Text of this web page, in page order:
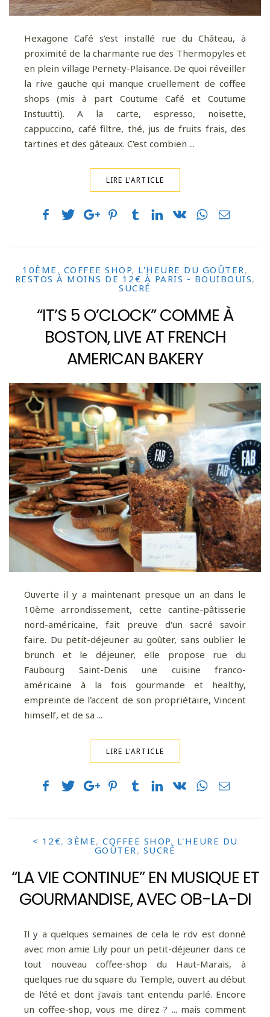
Hexagone Café s'est installé rue du Château, à
proximité de la charmante rue des Thermopyles et
en plein village Pernety-Plaisance. De quoi réveiller
la rive gauche qui manque cruellement de coffee
shops (mis à part Coutume Café et Coutume
Instuutti). A la carte, espresso, noisette,
cappuccino, café filtre, thé, jus de fruits frais, des
tartines et des gâteaux. C'est combien ...
LIRE L'ARTICLE
10ÈME , COFFEE SHOP, L'HEURE DU GOÛTER ,
RESTOS À MOINS DE 12€ À PARIS - BOUIBOUIS,
SUCRÉ
“IT’S 5 O’CLOCK” COMME À
BOSTON, LIVE AT FRENCH
AMERICAN BAKERY
Ouverte il y a maintenant presque un an dans le
10ème arrondissement, cette cantine-pâtisserie
nord-américaine, fait preuve d'un sacré savoir
faire. Du petit-déjeuner au goûter, sans oublier le
brunch et le déjeuner, elle propose rue du
Faubourg Saint-Denis une cuisine franco-
américaine à la fois gourmande et healthy,
empreinte de l'accent de son propriétaire, Vincent
himself, et de sa ...
LIRE L'ARTICLE
< 12€, 3ÈME, COFFEE SHOP, L'HEURE DU
GOÛTER , SUCRÉ
“LA VIE CONTINUE” EN MUSIQUE ET
GOURMANDISE, AVEC OB-LA-DI
Il y a quelques semaines de cela le rdv est donné
avec mon amie Lily pour un petit-déjeuner dans ce
tout nouveau coffee-shop du Haut-Marais, à
quelques rue du square du Temple, ouvert au début
de l'été et dont j'avais tant entendu parlé. Encore
un coffee-shop, vous me direz ? ... mais comment
Pour davantage de bonnes adresses, de
suivez-moi sur Instagram !